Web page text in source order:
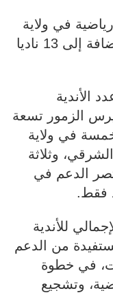
وجمعية رياضية في ولاية
آدرار، و14 في ولاية كيدي ماغا، إضافة إلى 13 ناديا
الأندية
الزمور تسعة
في ولاية
وثلاثة
الدعم في
فقط.
للأندية
من الدعم
وجمعيات، في خطوة
وتشجيع